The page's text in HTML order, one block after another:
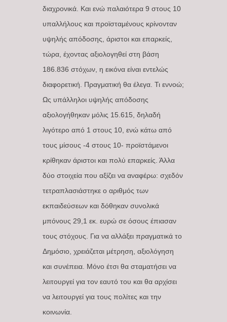
διαχρονικά. Και ενώ παλαιότερα 9 στους 10
υπαλλήλους και προϊσταμένους κρίνονταν
υψηλής απόδοσης, άριστοι και επαρκείς,
τώρα, έχοντας αξιολογηθεί στη βάση
186.836 στόχων, η εικόνα είναι εντελώς
διαφορετική. Πραγματική θα έλεγα. Τι εννοώ;
Ως υπάλληλοι υψηλής απόδοσης
αξιολογήθηκαν μόλις 15.615, δηλαδή
λιγότερο από 1 στους 10, ενώ κάτω από
τους μίσους -4 στους 10- προϊστάμενοι
κρίθηκαν άριστοι και πολύ επαρκείς. Άλλα
δύο στοιχεία που αξίζει να αναφέρω: σχεδόν
τετραπλασιάστηκε ο αριθμός των
εκπαιδεύσεων και δόθηκαν συνολικά
μπόνους 29,1 εκ. ευρώ σε όσους έπιασαν
τους στόχους. Για να αλλάξει πραγματικά το
Δημόσιο, χρειάζεται μέτρηση, αξιολόγηση
και συνέπεια. Μόνο έτσι θα σταματήσει να
λειτουργεί για τον εαυτό του και θα αρχίσει
να λειτουργεί για τους πολίτες και την
κοινωνία.